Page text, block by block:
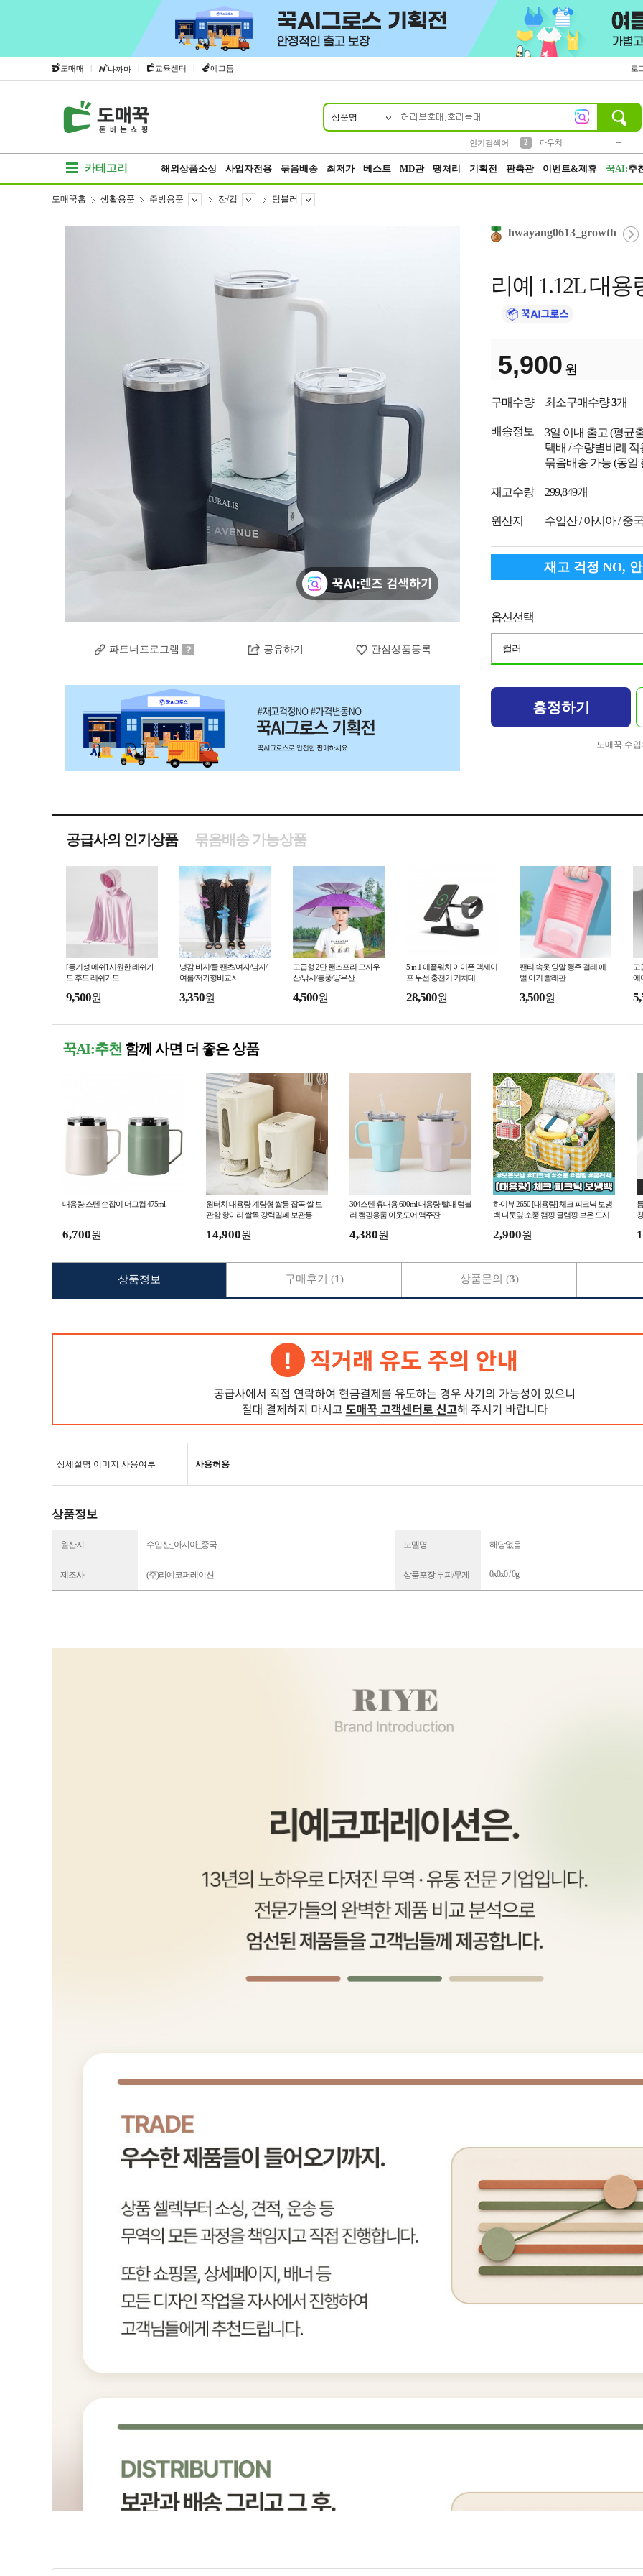
도매매 | 나까마 | 교육센터 | 에그돔 로
상품명
인기검색어
2
파우치
카테고리 해외상품소싱 사업자전용 묶음배송 최저가 베스트 MD관 땡처리 기획전 판촉관 이벤트&제휴 꾹AI:추
도매꾹홈 생활용품 주방용품 잔/컵 텀블러
파트너프로그램 공유하기 관심상품등록
hwayang0613_growth
리예 1.12L 대
5,900 원
구매수량 최소구매수량3개
배송정보 3일 이내 출고 (평균
택배 / 수량별비례
묶음배송 가능 (동일
재고수량 299,849개
원산지 수입산 / 아시아 / 중국
재고 걱정 NO,
옵션선택
컬러
흥정하기
도매꾹 수
공급사의 인기상품 묶음배송 가능상품
[통기성 메쉬] 시원한 래쉬가
드 후드 레쉬가드
9,500원
냉감 바지/쿨 팬츠/여자/남자/
여름/저가형비교X
3,350원
고급형 2단 핸즈프리 모자우
산/낚시/통풍/양우산
4,500원
5 in 1 애플워치 아이폰 맥세이
프 무선 충전기 거치대
28,500원
팬티 속옷 양말 행주 걸레 애
벌 아기 빨래판
3,500원
고
에
꾹AI:추천 함께 사면 더 좋은 상품
대용량 스텐 손잡이 머그컵 475ml
6,700원
원터치 대용량 계량형 쌀통 잡곡 쌀 보
관함 항아리 쌀독 강력밀폐 보관통
14,900원
304스텐 휴대용 600ml 대용량 빨대 텀블
러 캠핑용품 아웃도어 맥주잔
4,380원
하이뷰 2650 [대용량] 체크 피크닉 보냉
백 나뭇잎 소풍 캠핑 글램핑 보온 도시
2,900원
상세설명 이미지 사용여부 사용허용
상품정보
원산지 수입산_아시아_중국 모델명 해당없음
제조사 (주)리예코퍼레이션 상품포장 부피/무게 0x0x0 / 0g
상품정보 구매후기 (1) 상품문의 (3)